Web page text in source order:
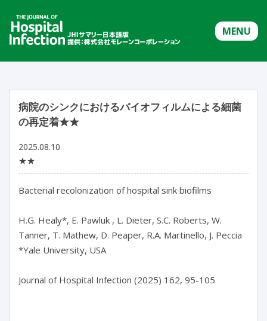
MENU
病院のシンクにおけるバイオフィルムによる細菌
の再定着★★
2025.08.10
★★
Bacterial recolonization of hospital sink biofilms
H.G. Healy*, E. Pawluk , L. Dieter, S.C. Roberts, W.
Tanner, T. Mathew, D. Peaper, R.A. Martinello, J. Peccia
*Yale University, USA